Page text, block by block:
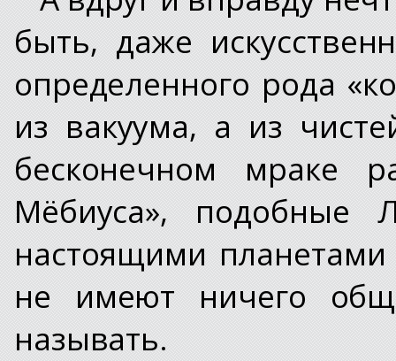
быть, даже
определенного рода
из вакуума, а из
бесконечном мраке
Мёбиуса», подобные
настоящими планетами
не имеют ничего
называть.